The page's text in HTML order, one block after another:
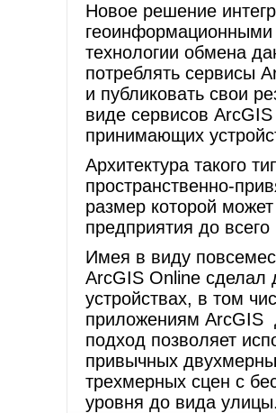
Новое решение
геоинформационными
технологии обмена
потреблять сервисы
и публиковать свои
виде сервисов
принимающих
Архитектура такого
пространственно-
размер которой
предприятия до
Имея в виду
ArcGIS Online сделал
устройствах, в том
приложениям ArcGIS
подход позволяет
привычных
трехмерных сцен с
уровня до вида